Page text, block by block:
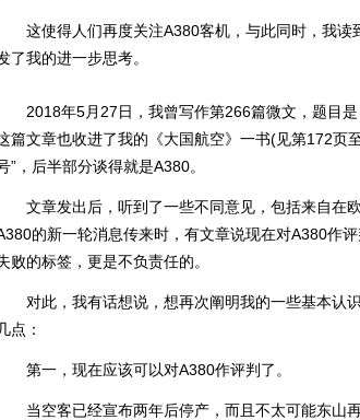
这使得人们再度关注A380客机，与此同时，我读
了我的进一步思考。
2018年5月27日，我曾写作第266篇微文，题目是
篇文章也收进了我的《大国航空》一书(见第172页
”，后半部分谈得就是A380。
文章发出后，听到了一些不同意见，包括来自在
的新一轮消息传来时，有文章说现在对A380作
败的标签，更是不负责任的。
对此，我有话想说，想再次阐明我的一些基本认
几点：
第一，现在应该可以对A380作评判了。
当空客已经宣布两年后停产，而且不太可能东山再